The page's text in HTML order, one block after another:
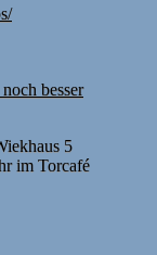
besser
5
im Torcafé